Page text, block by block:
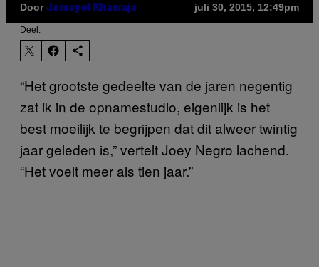
Door Jemayel Khawaja juli 30, 2015, 12:49pm
Deel:
“Het grootste gedeelte van de jaren negentig
zat ik in de opnamestudio, eigenlijk is het
best moeilijk te begrijpen dat dit alweer twintig
jaar geleden is,” vertelt Joey Negro lachend.
“Het voelt meer als tien jaar.”